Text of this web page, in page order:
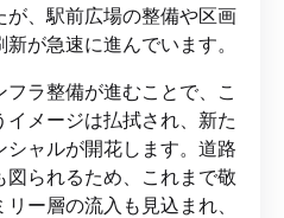
が、駅前広場の整備や区画
が急速に進んでいます。
ラ整備が進むことで、こ
メージは払拭され、新た
ャルが開花します。道路
られるため、これまで敬
ー層の流入も見込まれ、